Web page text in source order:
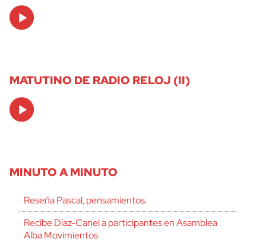
Audio
Player
MATUTINO DE RADIO RELOJ (II)
Audio
Player
MINUTO A MINUTO
Reseña Pascal, pensamientos.
Recibe Díaz-Canel a participantes en Asamblea
Alba Movimientos